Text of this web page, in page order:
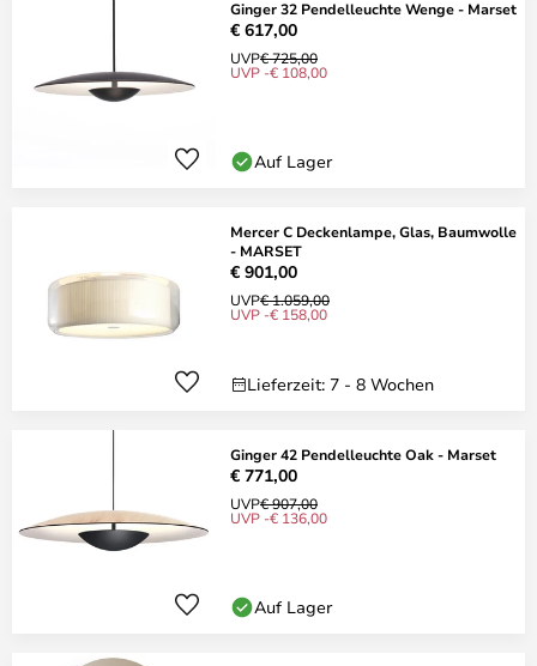
Ginger 32 Pendelleuchte Wenge - Marset
€ 617,00
UVP€ 725,00
UVP -€ 108,00
Auf Lager
Mercer C Deckenlampe, Glas, Baumwolle
- MARSET
€ 901,00
UVP€ 1.059,00
UVP -€ 158,00
Lieferzeit: 7 - 8 Wochen
Ginger 42 Pendelleuchte Oak - Marset
€ 771,00
UVP€ 907,00
UVP -€ 136,00
Auf Lager